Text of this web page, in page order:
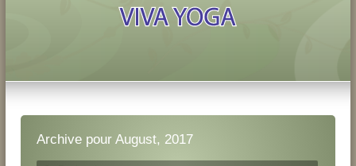
Archive pour August, 2017